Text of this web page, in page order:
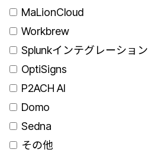
MaLionCloud
Workbrew
Splunkインテグレーション
OptiSigns
P2ACH AI
Domo
Sedna
その他